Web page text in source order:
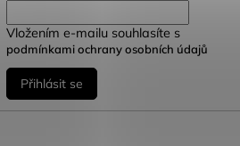
Vložením e-mailu souhlasíte s
podmínkami ochrany osobních údajů
Přihlásit se